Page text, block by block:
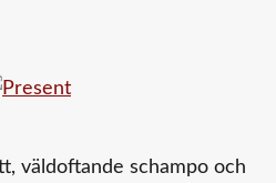
väldoftande schampo och